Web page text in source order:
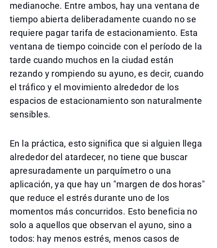
medianoche. Entre ambos, hay una ventana de
tiempo abierta deliberadamente cuando no se
requiere pagar tarifa de estacionamiento. Esta
ventana de tiempo coincide con el período de la
tarde cuando muchos en la ciudad están
rezando y rompiendo su ayuno, es decir, cuando
el tráfico y el movimiento alrededor de los
espacios de estacionamiento son naturalmente
sensibles.
En la práctica, esto significa que si alguien llega
alrededor del atardecer, no tiene que buscar
apresuradamente un parquímetro o una
aplicación, ya que hay un "margen de dos horas"
que reduce el estrés durante uno de los
momentos más concurridos. Esto beneficia no
solo a aquellos que observan el ayuno, sino a
todos: hay menos estrés, menos casos de